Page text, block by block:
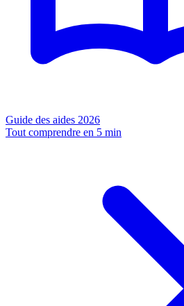
Guide des aides 2026
Tout comprendre en 5 min